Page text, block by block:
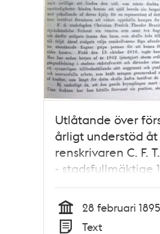
Utlåtande över
årligt understöd åt
renskrivaren C. F.
- stadsfullmäktige
Tid
28 februari 1895
Text